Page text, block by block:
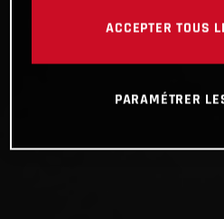
ACCEPTER TOUS
PARAMÉTRER